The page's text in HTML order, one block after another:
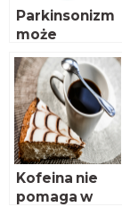
Parkinsonizm
może
zaczynać się w
jelicie
Kofeina nie
pomaga w